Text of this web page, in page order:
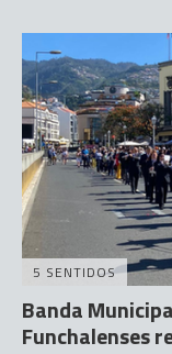
5 SENTIDOS
Banda
Funchalenses